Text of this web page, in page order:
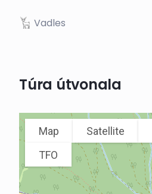
Vadles
Túra útvonala
Map Satellite
TFO